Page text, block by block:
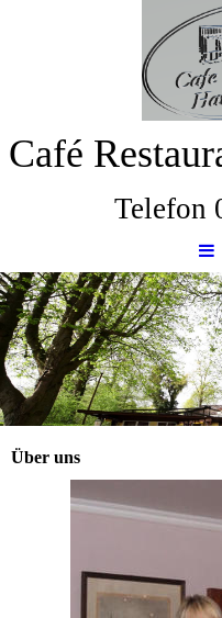
Café
Telefon
Über uns